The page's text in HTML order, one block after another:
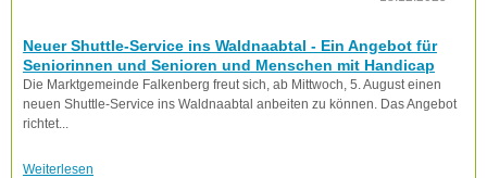
Neuer Shuttle-Service ins Waldnaabtal - Ein Angebot für
Seniorinnen und Senioren und Menschen mit Handicap
Die Marktgemeinde Falkenberg freut sich, ab Mittwoch, 5. August einen
neuen Shuttle-Service ins Waldnaabtal anbeiten zu können. Das Angebot
richtet...
Weiterlesen